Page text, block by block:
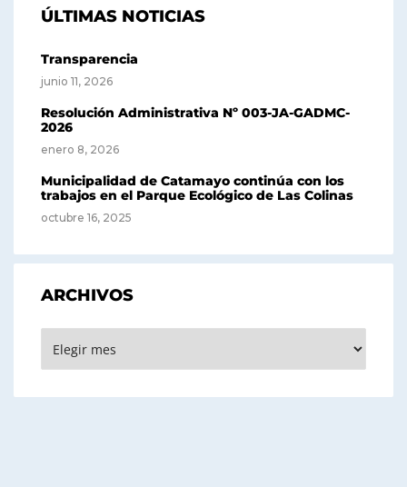
ÚLTIMAS NOTICIAS
Transparencia
junio 11, 2026
Resolución Administrativa Nº 003-JA-GADMC-
2026
enero 8, 2026
Municipalidad de Catamayo continúa con los
trabajos en el Parque Ecológico de Las Colinas
octubre 16, 2025
ARCHIVOS